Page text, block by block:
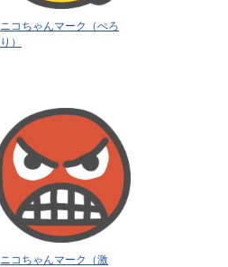
ニコちゃんマーク（ぺろ
り）
ニコちゃんマーク（激